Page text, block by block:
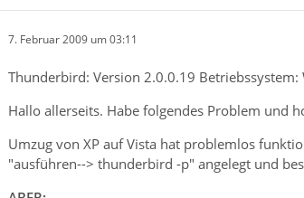
7. Februar 2009 um 03:11
Thunderbird: Version 2.0.0.19 Betriebssystem:
Hallo allerseits. Habe folgendes Problem und
Umzug von XP auf Vista hat problemlos
"ausführen--> thunderbird -p" angelegt und